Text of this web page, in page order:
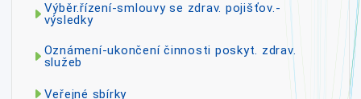
Výběr.řízení-smlouvy se zdrav. pojišťov.-
výsledky
Oznámení-ukončení činnosti poskyt. zdrav.
služeb
Veřejné sbírky